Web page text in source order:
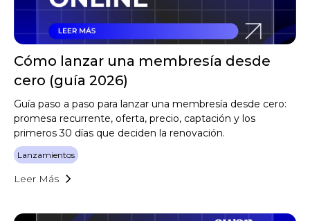
Cómo lanzar una membresía desde
cero (guía 2026)
Guía paso a paso para lanzar una membresía desde cero:
promesa recurrente, oferta, precio, captación y los
primeros 30 días que deciden la renovación.
Lanzamientos
Leer Más